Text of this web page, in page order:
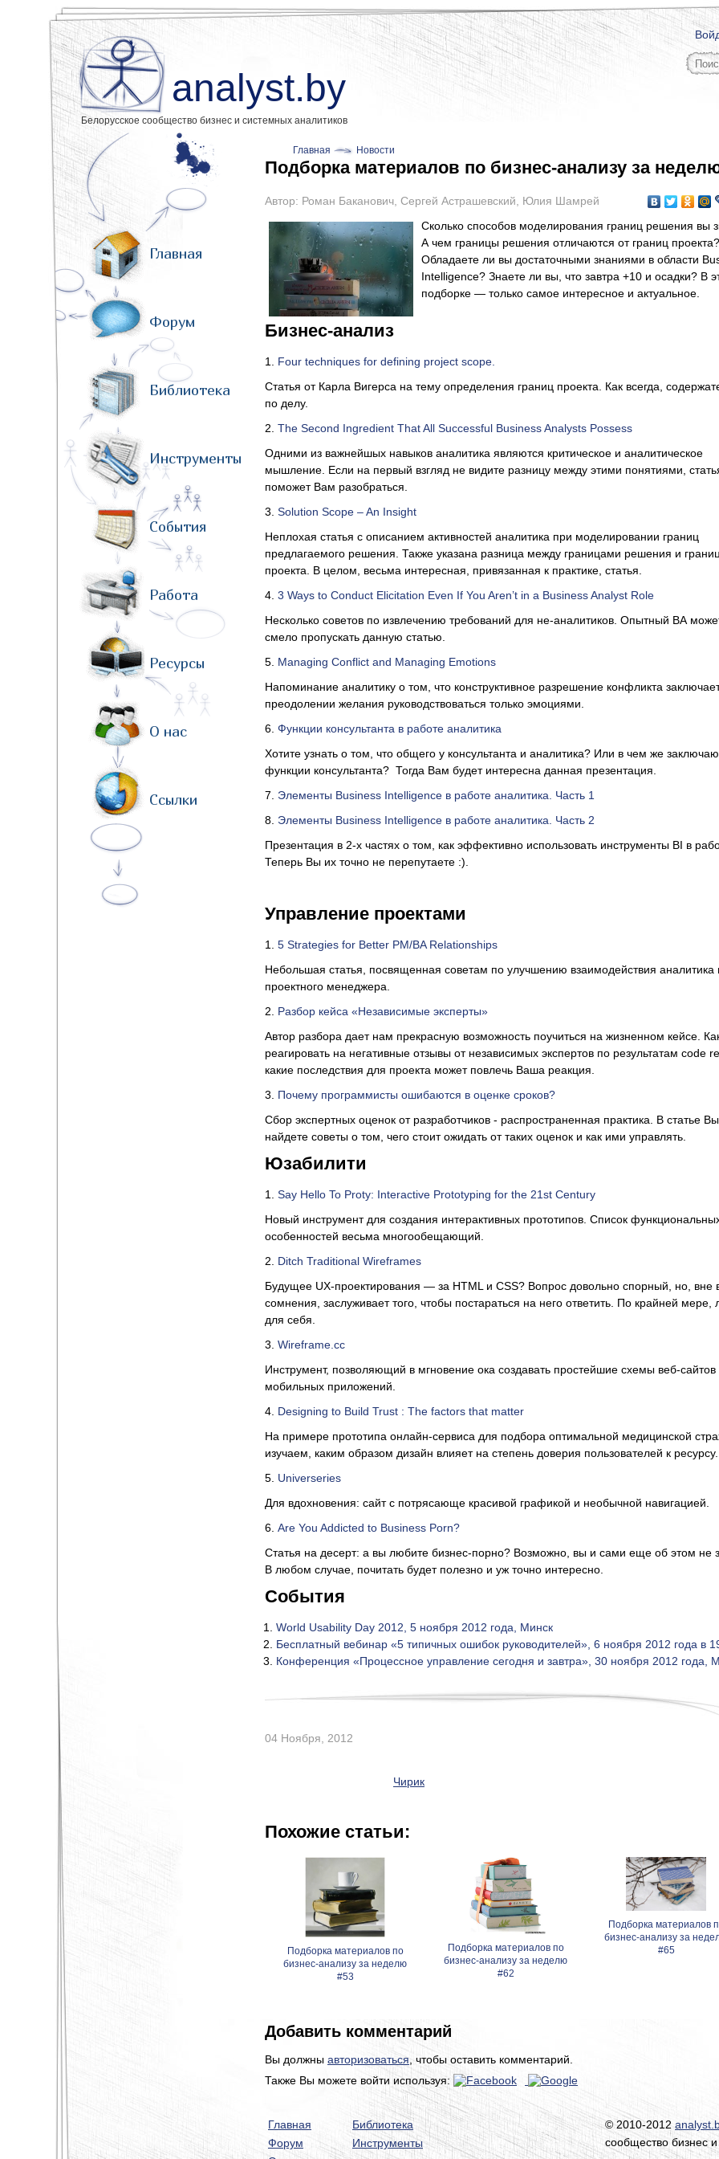
analyst.by
Белорусское сообщество бизнес и системных аналитиков
Главная
Форум
Библиотека
Инструменты
События
Работа
Ресурсы
О нас
Ссылки
Главная Новости
Подборка материалов по бизнес-анализу за
Автор: Роман Баканович Сергей Астрашевский
Юлия Шамрей
Сколько способов моделирования границ решения вы
А чем границы решения отличаются от границ проекта?
Обладаете ли вы достаточными знаниями в области
Intelligence? Знаете ли вы, что завтра +10 и осадки? В
подборке — только самое интересное и актуальное.
Бизнес-анализ
1. Four techniques for defining project scope.
Статья от Карла Вигерса на тему определения границ проекта. Как всегда,
по делу.
2. The Second Ingredient That All Successful Business Analysts Possess
Одними из важнейшых навыков аналитика являются критическое и аналитическое
мышление. Если на первый взгляд не видите разницу между этими понятиями,
поможет Вам разобраться.
3. Solution Scope – An Insight
Неплохая статья с описанием активностей аналитика при моделировании границ
предлагаемого решения. Также указана разница между границами решения и
проекта. В целом, весьма интересная, привязанная к практике, статья.
4. 3 Ways to Conduct Elicitation Even If You Aren’t in a Business Analyst Role
Несколько советов по извлечению требований для не-аналитиков. Опытный ВА
смело пропускать данную статью.
5. Managing Conflict and Managing Emotions
Напоминание аналитику о том, что конструктивное разрешение конфликта
преодолении желания руководствоваться только эмоциями.
6. Функции консультанта в работе аналитика
Хотите узнать о том, что общего у консультанта и аналитика? Или в чем же
функции консультанта? Тогда Вам будет интересна данная презентация.
7. Элементы Business Intelligence в работе аналитика. Часть 1
8. Элементы Business Intelligence в работе аналитика. Часть 2
Презентация в 2-х частях о том, как эффективно использовать инструменты BI в
Теперь Вы их точно не перепутаете :).
Управление проектами
1. 5 Strategies for Better PM/BA Relationships
Небольшая статья, посвященная советам по улучшению взаимодействия аналитика
проектного менеджера.
2. Разбор кейса «Независимые эксперты»
Автор разбора дает нам прекрасную возможность поучиться на жизненном кейсе.
реагировать на негативные отзывы от независимых экспертов по результатам code
какие последствия для проекта может повлечь Ваша реакция.
3. Почему программисты ошибаются в оценке сроков?
Сбор экспертных оценок от разработчиков - распространенная практика. В статье Вы
найдете советы о том, чего стоит ожидать от таких оценок и как ими управлять.
Юзабилити
1. Say Hello To Proty: Interactive Prototyping for the 21st Century
Новый инструмент для создания интерактивных прототипов. Список
особенностей весьма многообещающий.
2. Ditch Traditional Wireframes
Будущее UX-проектирования — за HTML и CSS? Вопрос довольно спорный, но, вне
сомнения, заслуживает того, чтобы постараться на него ответить. По крайней мере,
для себя.
3. Wireframe.cc
Инструмент, позволяющий в мгновение ока создавать простейшие схемы веб-сайтов
мобильных приложений.
4. Designing to Build Trust : The factors that matter
На примере прототипа онлайн-сервиса для подбора оптимальной медицинской
изучаем, каким образом дизайн влияет на степень доверия пользователей к ресурсу.
5. Universeries
Для вдохновения: сайт с потрясающе красивой графикой и необычной навигацией.
6. Are You Addicted to Business Porn?
Статья на десерт: а вы любите бизнес-порно? Возможно, вы и сами еще об этом не
В любом случае, почитать будет полезно и уж точно интересно.
События
World Usability Day 2012, 5 ноября 2012 года, Минск
Бесплатный вебинар «5 типичных ошибок руководителей», 6 ноября 2012 года в
Конференция «Процессное управление сегодня и завтра», 30 ноября 2012 года,
04 Ноября, 2012
Чирик
Похожие статьи:
Подборка материалов по
бизнес-анализу за неделю
#53
Подборка материалов по
бизнес-анализу за неделю
#62
Подборка материалов
бизнес-анализу за
#65
Добавить комментарий
Вы должны авторизоваться , чтобы оставить комментарий.
Также Вы можете войти используя:
Главная
Библиотека
Форум
Инструменты
© 2010-2012
сообщество бизнес